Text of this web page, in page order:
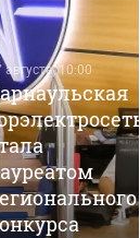
августа, 10:00